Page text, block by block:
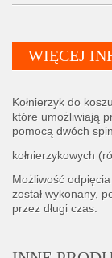
WIĘCEJ
Kołnierzyk do
które umożliwiają
pomocą dwóch
kołnierzykowych
Możliwość
został wykonany,
przez długi czas.